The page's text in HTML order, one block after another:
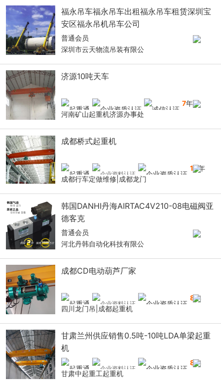
福永吊车福永吊车出租福永吊车租赁深圳宝
安区福永吊机吊车公司
普通会员
深圳市云天物流吊装有限公
济源10吨天车
7年
河南矿山起重机济源办事处
成都桥式起重机
10年
成都行车定做维修|成都龙门
韩国DANHI丹海AIRTAC4V210-08电磁阀亚
德客克
普通会员
河北丹韩自动化科技有限公
成都CD电动葫芦厂家
8年
四川龙门吊|成都起重机
甘肃兰州供应销售0.5吨-10吨LDA单梁起重
机
8年
甘肃中起重工起重机